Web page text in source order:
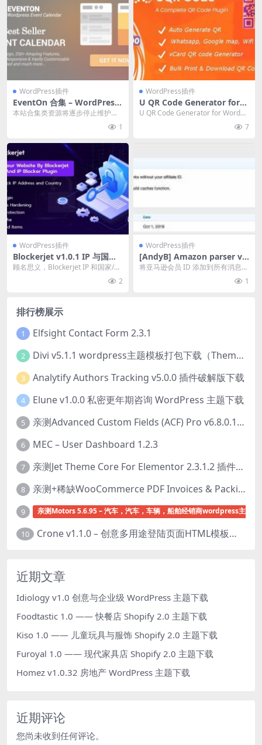
WordPress插件
EventOn 合集 – WordPress
活动日历插件 + 所有拓展程序
本站合集类资源将逐步停止维护，
1
WordPress插件
U QR Code Generator for
WordPress v2.1.3 二维码生
U QR Code Generator for WordPr
7
WordPress插件
Blockerjet v1.0.1 IP 与国家/
地区屏蔽 WordPress 插件下
顾名思义，Blockerjet IP 和国家/地
2
WordPress插件
[AndyB] Amazon parser v.
3.4 亚马逊联盟营销插件
将亚马逊会员 ID 添加到所有消息中
1
排行榜展示
1 Elfsight Contact Form 2.3.1
2 Divi v5.1.1 wordpress主题模板打包下载（Theme + Builder+ Extra Theme + Templates + Layouts + PSD）
3 Analytify Authors Tracking v5.0.0 插件破解版下载
4 Elune v1.0.0 私密更年期咨询 WordPress 主题下载
5 亲测Advanced Custom Fields (ACF) Pro v6.8.0.1 + Advanced Custom Fields: Extended PRO v0.9.2.3 | 网站开发自定义字段插件下载
6 MEC – User Dashboard 1.2.3
7 亲测Jet Theme Core For Elementor 2.3.1.2 插件下载
8 亲测+稀缺WooCommerce PDF Invoices & Packing Slips Professional v2.20.0 + Templates v2.25.1 [by WpOverNight] WooCommerce PDF 发票和装箱单插件下载
9 亲测Motors 5.6.95 – 汽车，汽车，车辆，船舶经销商wordpress主题下
10 Crone v1.1.0 – 创意多用途登陆页面HTML模板下载
近期文章
Idiology v1.0 创意与企业级 WordPress 主题下载
Foodtastic 1.0 —— 快餐店 Shopify 2.0 主题下载
Kiso 1.0 —— 儿童玩具与服饰 Shopify 2.0 主题下载
Furoyal 1.0 —— 现代家具店 Shopify 2.0 主题下载
Homez v1.0.32 房地产 WordPress 主题下载
近期评论
您尚未收到任何评论。